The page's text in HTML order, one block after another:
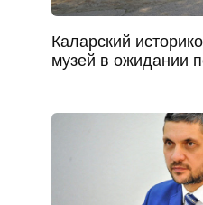
Каларский
музей в ожидании